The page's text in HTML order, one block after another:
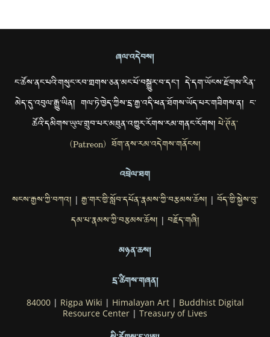
ཞལ་འདེབས།
ང་ཚོས་ནང་པའི་གསུང་རབ་གྲགས་ཅན་མང་པོ་བསྒྱུར་བ་དང་། དེ་དག་ཡོངས་རྫོགས་རིན་
མེད་དུ་འབུལ་རྒྱུ་ཡིན། གལ་ཏེ་ཁྱེད་ཀྱིས་དྲ་རྒྱ་འདི་ཕན་ཐོགས་ཡོད་པར་གཟིགས་ན། ང་
ཚོའི་དམིགས་ཡུལ་གྲུབ་པར་མཐུན་འགྱུར་རོགས་རམ་གནང་རོགས།པེ་ཊོན་
(Patreon) ཐོག་ནས་རམ་འདེགས་གནོངས།
འབྲེལ་ཐག
སངས་རྒྱས་ཀྱི་བཀའ། | རྒྱ་གར་གྱི་སློབ་དཔོན་རྣམས་ཀྱི་བརྩམས་ཆོས། | བོད་གྱི་སྐྱེས་བུ་
དམ་པ་རྣམས་ཀྱི་བརྩམས་ཆོས། | བརྗོད་གཞི།
མཉན་ཆས།
དྲ་ཚིགས་གཞན།
84000| Rigpa Wiki | Himalayan Art| Buddhist Digital
Resource Center | Treasury of Lives